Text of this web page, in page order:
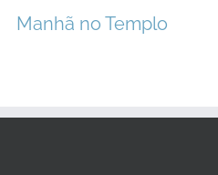
Manhã no Templo